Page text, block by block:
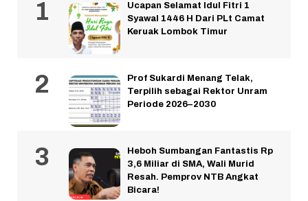
Ucapan Selamat Idul Fitri 1
Syawal 1446 H Dari PLt Camat
Keruak Lombok Timur
Prof Sukardi Menang Telak,
Terpilih sebagai Rektor Unram
Periode 2026–2030
Heboh Sumbangan Fantastis Rp
3,6 Miliar di SMA, Wali Murid
Resah. Pemprov NTB Angkat
Bicara!